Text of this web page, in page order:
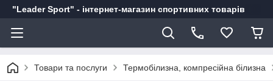
"Leader Sport" - інтернет-магазин спортивних товарів
Товари та послуги Термобілизна, компресійна білизна